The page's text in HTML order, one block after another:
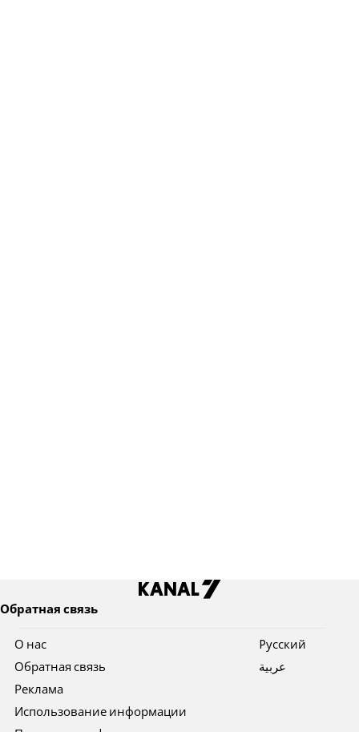
Обратная связь
О нас
Обратная связь
Реклама
Использование информации
Pусский
عربية